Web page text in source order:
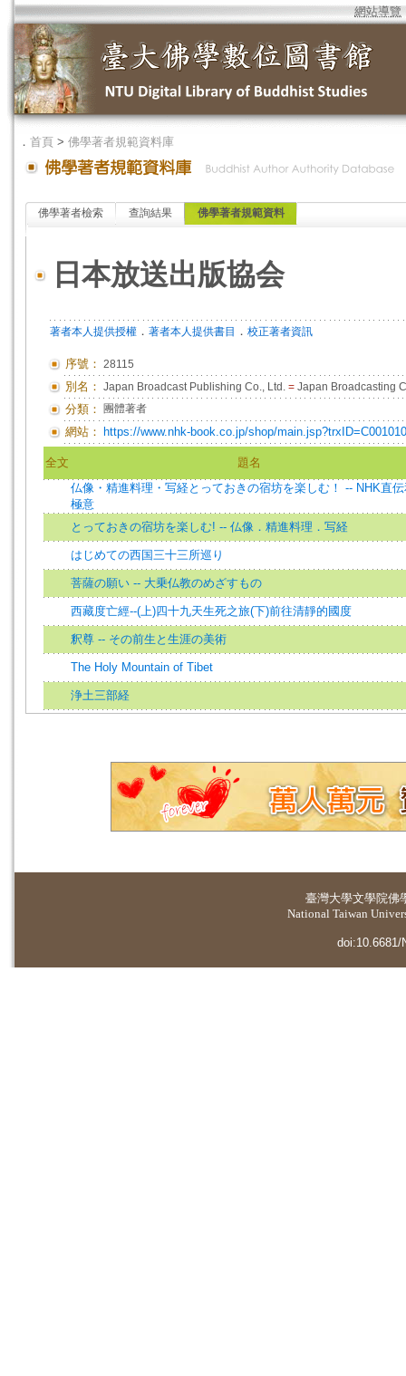
網站導覽
． 首頁 > 佛學著者規範資料庫
佛學著者檢索 查詢結果 佛學著者規範資料
日本放送出版協会
著者本人提供授權 ． 著者本人提供書目 ． 校正著者資訊
序號： 28115
別名： Japan Broadcast Publishing Co., Ltd. = Japan Broadcasting
分類： 團體著者
網站： https://www.nhk-book.co.jp/shop/
全文
題名
仏像・精進料理・写経とっておきの宿坊を楽しむ！ -- NHK直
極意
とっておきの宿坊を楽しむ! -- 仏像．精進料理．写経
はじめての西国三十三所巡り
菩薩の願い -- 大乗仏教のめざすもの
西藏度亡經--(上)四十九天生死之旅(下)前往清靜的國度
釈尊 -- その前生と生涯の美術
The Holy Mountain of Tibet
浄土三部経
臺灣大學文學院佛
National Taiwan
doi:10.6681/